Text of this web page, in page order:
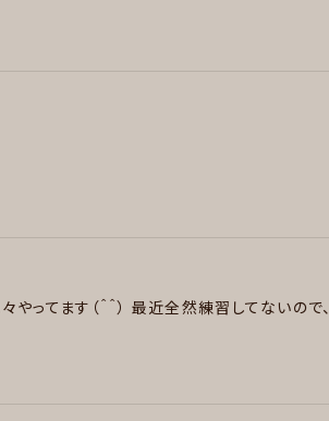
歌謡曲などなど雑食です。 最近はカントリ
テン , スカ/ロカビリー , ヒップホップ/レゲ
House, James Blake, 浅
たい/やはり俺の青春ラブコメは間違ってい
てます（＾＾） 最近全然練習してないので